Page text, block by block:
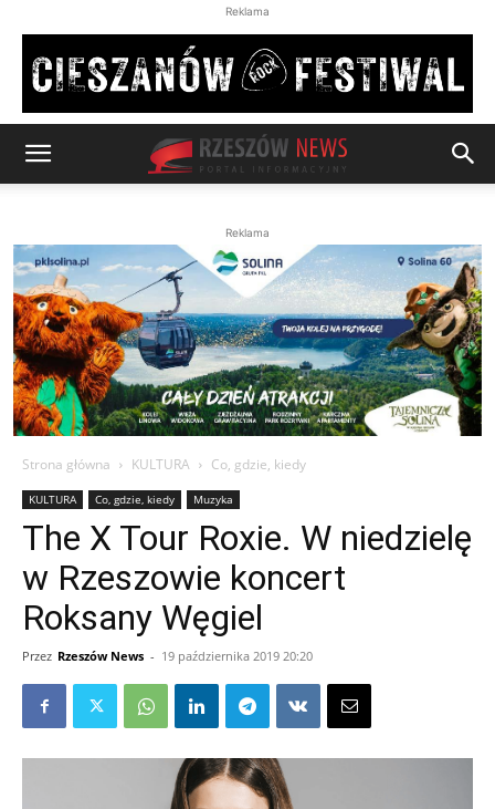
Reklama
Reklama
Strona główna KULTURA Co, gdzie, kiedy
KULTURA Co, gdzie, kiedy Muzyka
The X Tour Roxie. W niedzielę
w Rzeszowie koncert
Roksany Węgiel
Przez Rzeszów News - 19 października 2019 20:20